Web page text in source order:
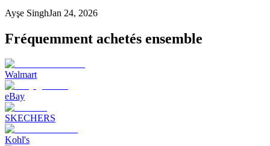
Ayşe SinghJan 24, 2026
Fréquemment achetés ensemble
Walmart
eBay
SKECHERS
Kohl's